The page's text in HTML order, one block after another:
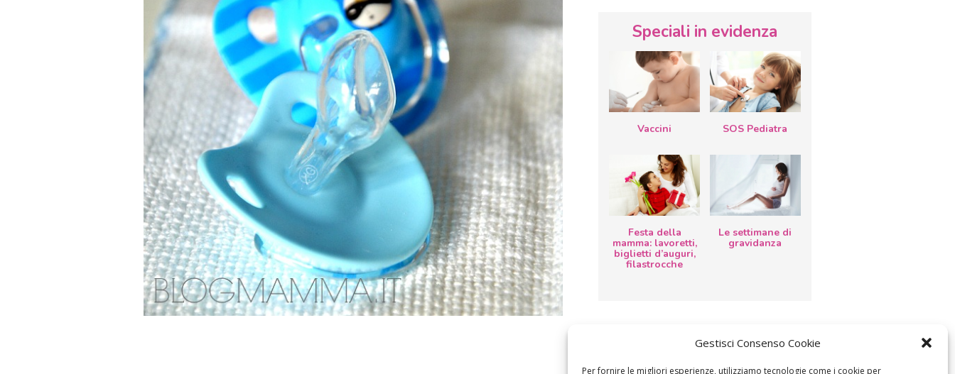
Gestisci Consenso Cookie
Per fornire le migliori esperienze, utilizziamo tecnologie come i cookie per
Speciali in evidenza
Vaccini SOS Pediatra
Festa della
mamma: lavoretti,
biglietti d’auguri,
filastrocche
Le settimane di
gravidanza